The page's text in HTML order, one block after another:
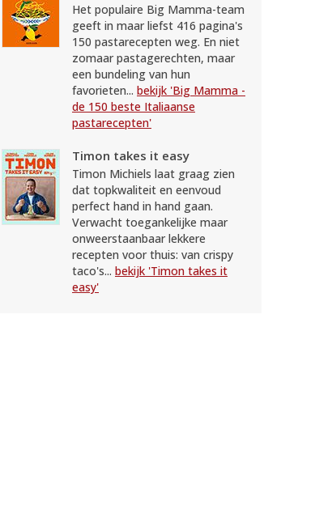
Het populaire Big Mamma-team
geeft in maar liefst 416 pagina's
150 pastarecepten weg. En niet
zomaar pastagerechten, maar
een bundeling van hun
favorieten... bekijk 'Big Mamma -
de 150 beste Italiaanse
pastarecepten'
Timon takes it easy
Timon Michiels laat graag zien
dat topkwaliteit en eenvoud
perfect hand in hand gaan.
Verwacht toegankelijke maar
onweerstaanbaar lekkere
recepten voor thuis: van crispy
taco's... bekijk 'Timon takes it
easy'